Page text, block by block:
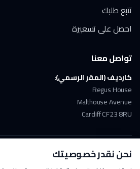
نحن نقدر خصوصيتك
تتبع طلبك
احصل على تسعيرة
تواصل معنا
كارديف (المقر الرسمي):
Regus House
Malthouse Avenue
Cardiff CF23 8RU
ملتزمون بـ GDPR